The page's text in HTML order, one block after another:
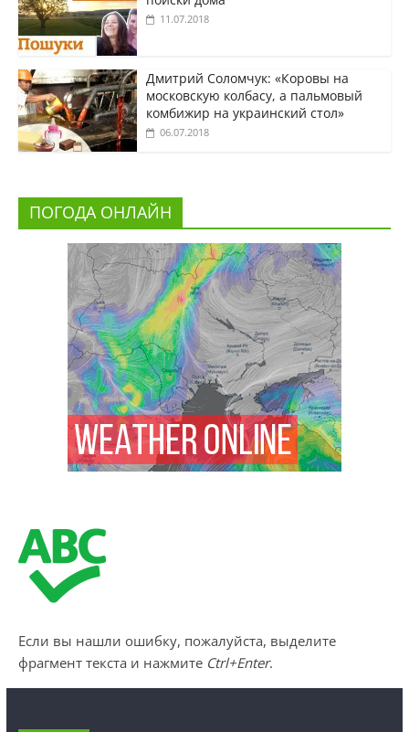
11.07.2018
Дмитрий Соломчук: «Коровы на
московскую колбасу, а пальмовый
комбижир на украинский стол»
06.07.2018
ПОГОДА ОНЛАЙН
Если вы нашли ошибку, пожалуйста, выделите
фрагмент текста и нажмите Ctrl+Enter.